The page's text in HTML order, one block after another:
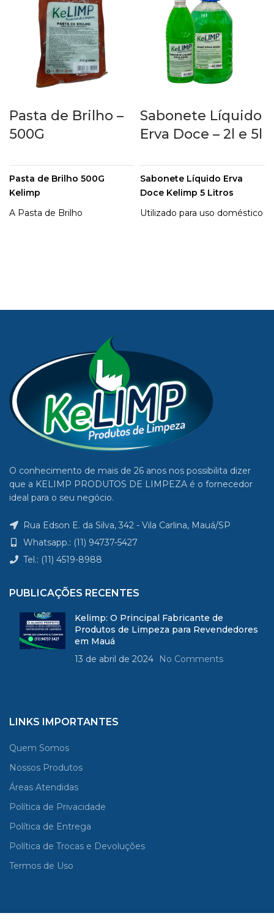
Pasta de Brilho –
500G
Pasta de Brilho 500G
Kelimp
A Pasta de Brilho
dar brilho para suas louças e
Sabonete Líquido
Erva Doce – 2l e 5l
Sabonete Líquido Erva
Doce Kelimp 5 Litros
Utilizado para uso doméstico
poder de limpeza, podendo
líquidos.
Embalagem: 5 Litros
O conhecimento de mais de 26 anos nos possibilita dizer
que a KELIMP PRODUTOS DE LIMPEZA é o fornecedor
ideal para o seu negócio.
Rua Edson E. da Silva, 342 - Vila Carlina, Mauá/SP
Whatsapp.: (11) 94737-5427
Tel.: (11) 4519-8988
PUBLICAÇÕES RECENTES
Kelimp: O Principal Fabricante de
Produtos de Limpeza para Revendedores
em Mauá
13 de abril de 2024
No Comments
LINKS IMPORTANTES
Quem Somos
Nossos Produtos
Áreas Atendidas
Política de Privacidade
Política de Entrega
Política de Trocas e Devoluções
Termos de Uso